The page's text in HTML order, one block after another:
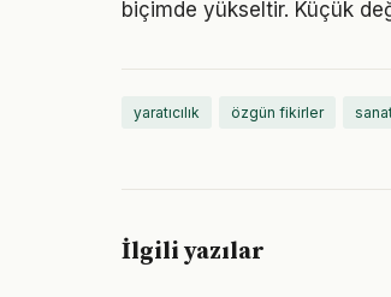
biçimde yükseltir. Küçük
yaratıcılık özgün fikirler
İlgili yazılar